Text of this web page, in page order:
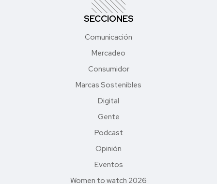
SECCIONES
Comunicación
Mercadeo
Consumidor
Marcas Sostenibles
Digital
Gente
Podcast
Opinión
Eventos
Women to watch 2026